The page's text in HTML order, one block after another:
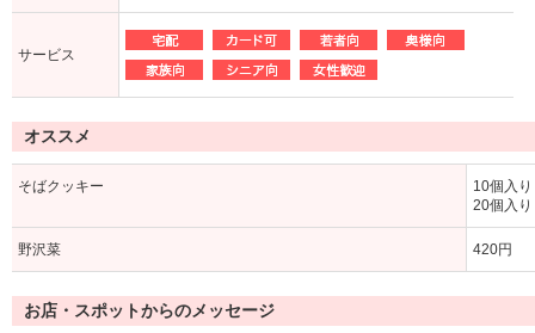
サービス
オススメ
そばクッキー
10個入
20個入
野沢菜 420円
お店・スポットからのメッセージ